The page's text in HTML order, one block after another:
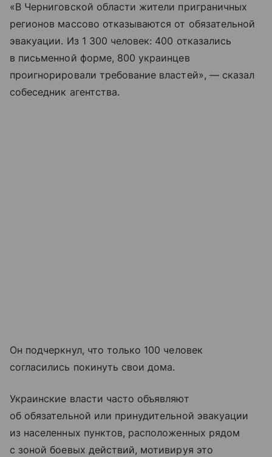
«В Черниговской области жители приграничных
регионов массово отказываются от обязательной
эвакуации. Из 1 300 человек: 400 отказались
в письменной форме, 800 украинцев
проигнорировали требование властей», — сказал
собеседник агентства.
Он подчеркнул, что только 100 человек
согласились покинуть свои дома.
Украинские власти часто объявляют
об обязательной или принудительной эвакуации
из населенных пунктов, расположенных рядом
с зоной боевых действий, мотивируя это